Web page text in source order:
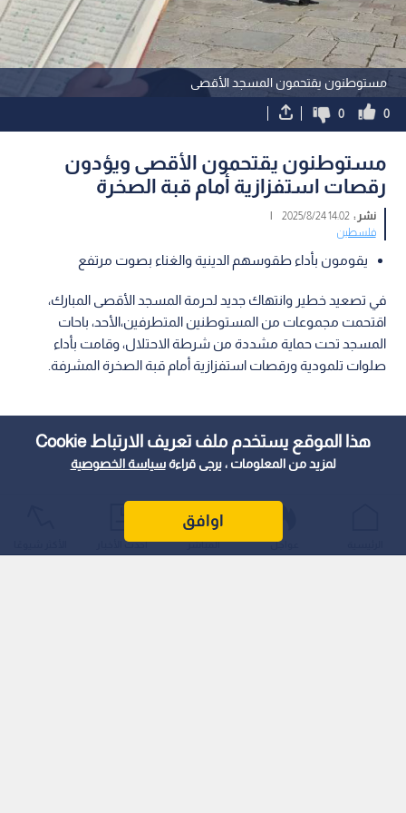
هذا الموقع يستخدم ملف تعريف الارتباط Cookie
لمزيد من المعلومات ، يرجى قراءةسياسة الخصوصية
اوافق
مستوطنون يقتحمون المسجد الأقصى
0
0
مستوطنون يقتحمون الأقصى ويؤدون
رقصات استفزازية أمام قبة الصخرة
نشر :14:02 2025/8/24
|
فلسطين
يقومون بأداء طقوسهم الدينية والغناء بصوت مرتفع
في تصعيد خطير وانتهاك جديد لحرمة المسجد الأقصى المبارك،
اقتحمت مجموعات من المستوطنين المتطرفين،الأحد، باحات
المسجد تحت حماية مشددة من شرطة الاحتلال، وقامت بأداء
صلوات تلمودية ورقصات استفزازية أمام قبة الصخرة المشرفة.
عواجل المباشر أحدث الأخبار